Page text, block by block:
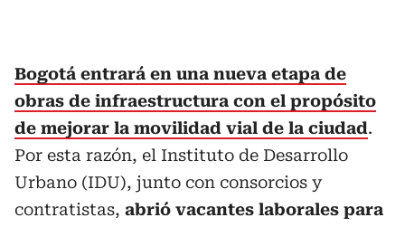
Bogotá entrará en una nueva etapa de
obras de infraestructura con el propósito
de mejorar la movilidad vial de la ciudad.
Por esta razón, el Instituto de Desarrollo
Urbano (IDU), junto con consorcios y
contratistas, abrió vacantes laborales para